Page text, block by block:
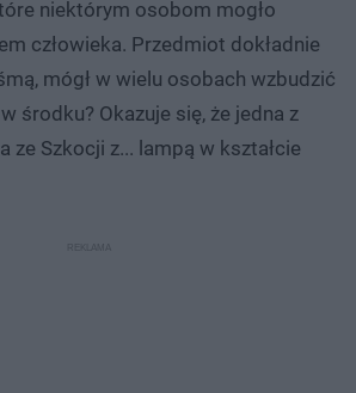
niektórym osobom mogło
człowieka. Przedmiot dokładnie
mógł w wielu osobach wzbudzić
środku? Okazuje się, że jedna z
ze Szkocji z... lampą w kształcie